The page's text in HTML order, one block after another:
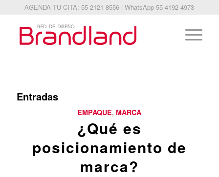
AGENDA TU CITA: 55 2121 8556 | WhatsApp 55 4192 4973
Entradas
EMPAQUE, MARCA
¿Qué es
posicionamiento de
marca?